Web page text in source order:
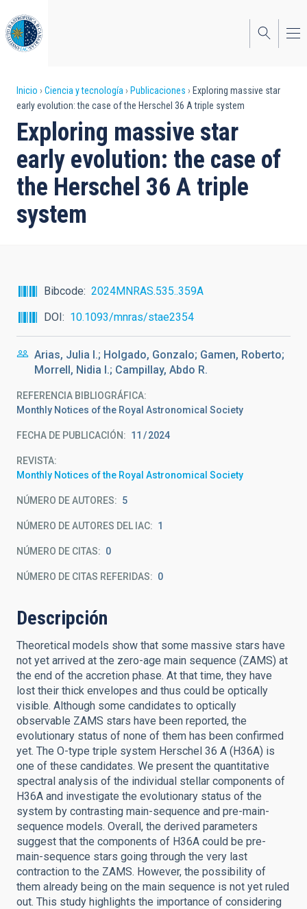
al
contenido
principal
Sobrescribir
enlaces
de
ayuda
a
la
Inicio Ciencia y tecnología Publicaciones
Exploring massive star
early evolution: the case of the Herschel 36 A triple system
Exploring massive star
early evolution: the case of
the Herschel 36 A triple
system
Bibcode
2024MNRAS.535..359A
DOI
10.1093/mnras/stae2354
Arias, Julia I.; Holgado, Gonzalo; Gamen, Roberto;
Morrell, Nidia I.; Campillay, Abdo R.
REFERENCIA BIBLIOGRÁFICA
Monthly Notices of the Royal Astronomical Society
FECHA DE PUBLICACIÓN: 11 2024
REVISTA
Monthly Notices of the Royal Astronomical Society
NÚMERO DE AUTORES 5
NÚMERO DE AUTORES DEL IAC 1
NÚMERO DE CITAS 0
NÚMERO DE CITAS REFERIDAS 0
Descripción
Theoretical models show that some massive stars have
not yet arrived at the zero-age main sequence (ZAMS) at
the end of the accretion phase. At that time, they have
lost their thick envelopes and thus could be optically
visible. Although some candidates to optically
observable ZAMS stars have been reported, the
evolutionary status of none of them has been confirmed
yet. The O-type triple system Herschel 36 A (H36A) is
one of these candidates. We present the quantitative
spectral analysis of the individual stellar components of
H36A and investigate the evolutionary status of the
system by contrasting main-sequence and pre-main-
sequence models. Overall, the derived parameters
suggest that the components of H36A could be pre-
main-sequence stars going through the very last
contraction to the ZAMS. However, the possibility of
them already being on the main sequence is not yet ruled
out. This study highlights the importance of considering